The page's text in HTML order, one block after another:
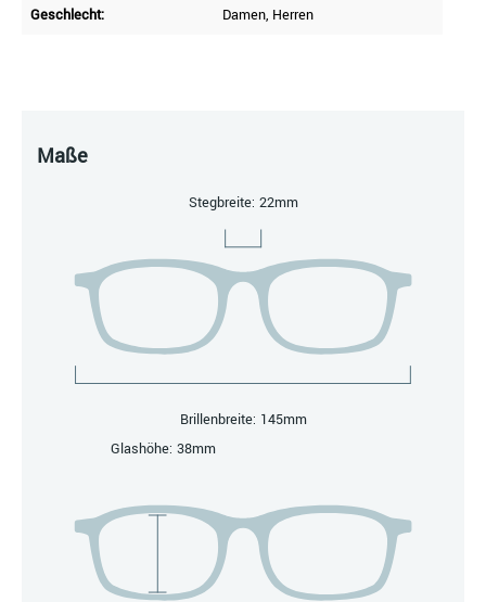
Geschlecht: Damen, Herren
Maße
Stegbreite: 22mm
Brillenbreite: 145mm
Glashöhe: 38mm